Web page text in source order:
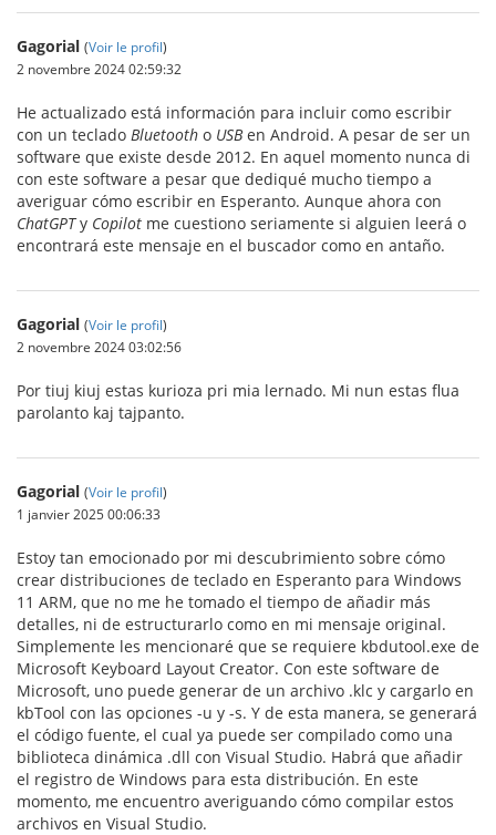
Gagorial (Voir le profil)
2 novembre 2024 02:59:32
He actualizado está información para incluir como escribir
con un teclado Bluetooth o USBen Android. A pesar de ser un
software que existe desde 2012. En aquel momento nunca di
con este software a pesar que dediqué mucho tiempo a
averiguar cómo escribir en Esperanto. Aunque ahora con
ChatGPTy Copilot me cuestiono seriamente si alguien leerá o
encontrará este mensaje en el buscador como en antaño.
Gagorial (Voir le profil)
2 novembre 2024 03:02:56
Por tiuj kiuj estas kurioza pri mia lernado. Mi nun estas flua
parolanto kaj tajpanto.
Gagorial (Voir le profil)
1 janvier 2025 00:06:33
Estoy tan emocionado por mi descubrimiento sobre cómo
crear distribuciones de teclado en Esperanto para Windows
11 ARM, que no me he tomado el tiempo de añadir más
detalles, ni de estructurarlo como en mi mensaje original.
Simplemente les mencionaré que se requiere kbdutool.exe de
Microsoft Keyboard Layout Creator. Con este software de
Microsoft, uno puede generar de un archivo .klc y cargarlo en
kbTool con las opciones -u y -s. Y de esta manera, se generará
el código fuente, el cual ya puede ser compilado como una
biblioteca dinámica .dll con Visual Studio. Habrá que añadir
el registro de Windows para esta distribución. En este
momento, me encuentro averiguando cómo compilar estos
archivos en Visual Studio.